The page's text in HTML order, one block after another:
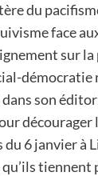
du
face
sur
son
décourager
6 janvier à
tiennent